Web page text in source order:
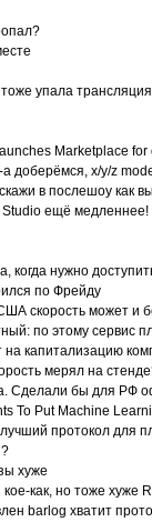
упала трансляция
Marketplace
а доберёмся, x/y/z
в послешоу как
ещё медленнее!
когда нужно
по Фрейду
скорость может и
по этому сервис
на капитализацию
мерял на
Сделали бы для РФ
To Put Machine
протокол для
хуже
как, но тоже хуже
barlog хватит